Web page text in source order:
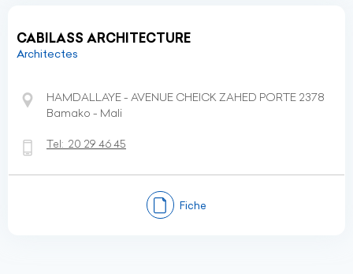
CABILASS ARCHITECTURE
Architectes
HAMDALLAYE - AVENUE CHEICK ZAHED PORTE 2378
Bamako - Mali
Tel: 20 29 46 45
Fiche